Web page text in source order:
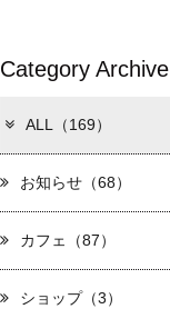
Category Archive
ALL（169）
お知らせ（68）
カフェ（87）
ショップ（3）